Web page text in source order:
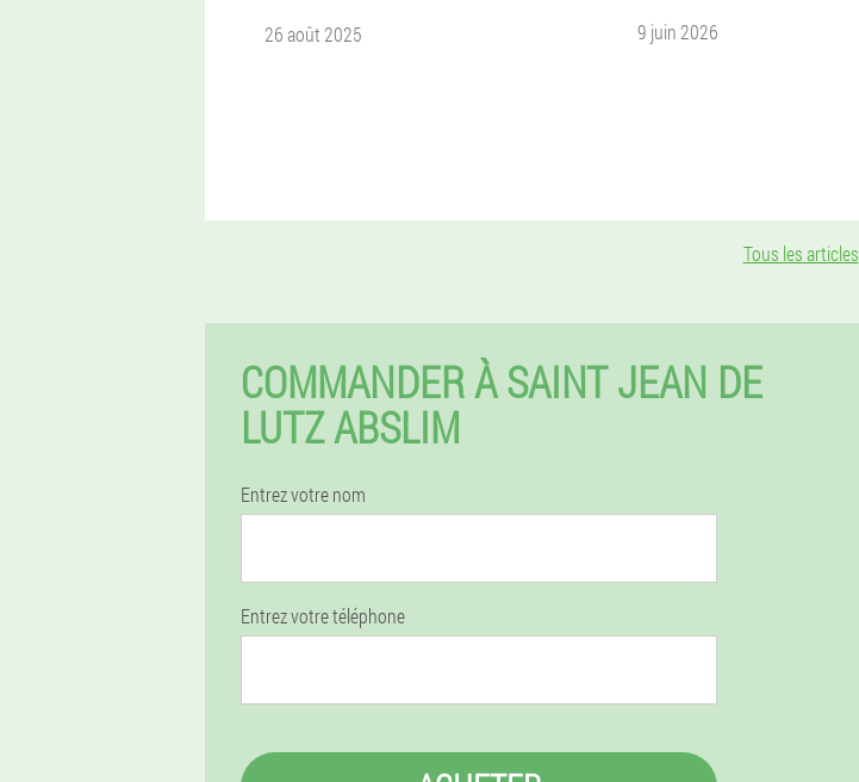
26 août 2025
9 juin 2026
Tous les articles
COMMANDER À SAINT JEAN DE
LUTZ ABSLIM
Entrez votre nom
Entrez votre téléphone